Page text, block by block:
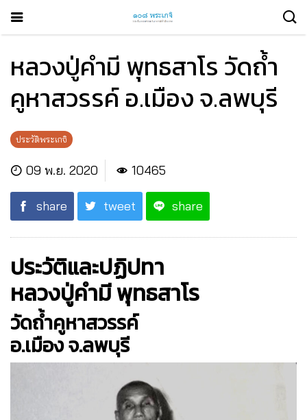
หลวงปู่คำมี พุทธสาโร วัดถ้ำ
คูหาสวรรค์ อ.เมือง จ.ลพบุรี
ประวัติพระเกจิ
09 พ.ย. 2020 10465
share tweet share
ประวัติและปฏิปทา
หลวงปู่คำมี พุทธสาโร
วัดถ้ำคูหาสวรรค์
อ.เมือง จ.ลพบุรี